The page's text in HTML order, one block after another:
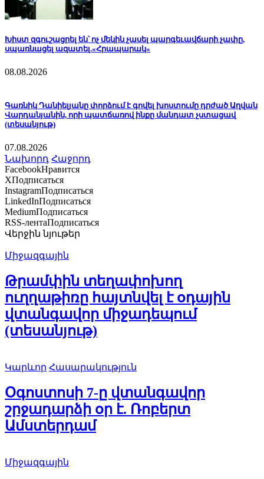
Խիստ զգուշացրել են՝ ոչ մեկին չասել պարգեւավճարի չափը,
սպառնացել ազատել.«Հրապարակ»
08.08.2026
Գառնիկ Դանիելյանը փորձում է գովել խոստումը դրժած Աղվան
Վարդանյանին, որի պատճառով ինքը մանդատ չստացավ
(տեսանյութ)
07.08.2026
Նախորդ Հաջորդ
FacebookНравится
XПодписаться
InstagramПодписаться
LinkedInПодписаться
MediumПодписаться
RSS-лентаПодписаться
Վերջին նյութեր
Միջազգային
Թրամփին տեղափոխող
ուղղաթիռը հայտնվել է օդային
վտանգավոր միջադեպում
(տեսանյութ)
Կարևոր Հասարակություն
Օգոստոսի 7-ը վտանգավոր
շրջադարձի օր է. Ռոբերտ
Ամստերդամ
Միջազգային